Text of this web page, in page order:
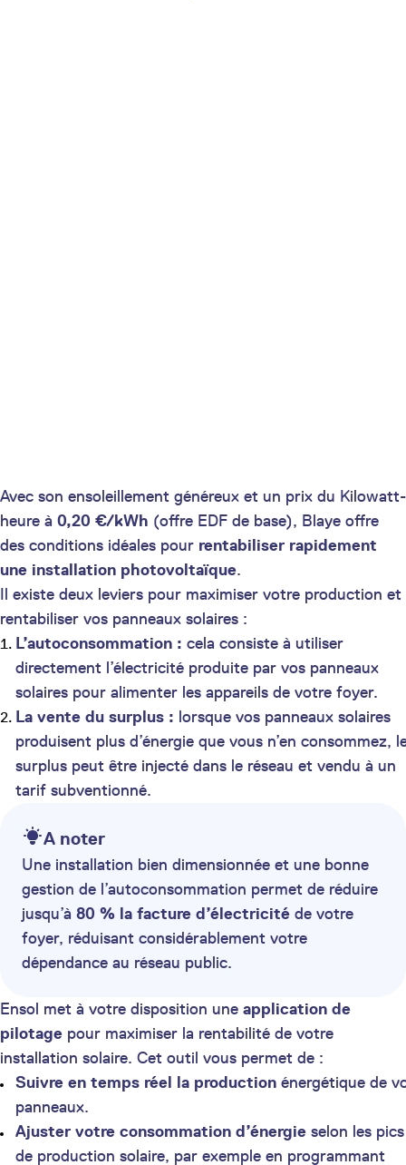
Avec son ensoleillement généreux et un prix du Kilowatt-
heure à 0,20 €/kWh (offre EDF de base), Blaye offre
des conditions idéales pour rentabiliser rapidement
une installation photovoltaïque.
Il existe deux leviers pour maximiser votre production et
rentabiliser vos panneaux solaires :
L’autoconsommation : cela consiste à utiliser
directement l’électricité produite par vos panneaux
solaires pour alimenter les appareils de votre foyer.
La vente du surplus : lorsque vos panneaux solaires
produisent plus d’énergie que vous n’en consommez,
surplus peut être injecté dans le réseau et vendu à un
tarif subventionné.
A noter
Une installation bien dimensionnée et une bonne
gestion de l’autoconsommation permet de réduire
jusqu’à 80 % la facture d’électricité de votre
foyer, réduisant considérablement votre
dépendance au réseau public.
Ensol met à votre disposition une application de
pilotage pour maximiser la rentabilité de votre
installation solaire. Cet outil vous permet de :
Suivre en temps réel la production énergétique de
panneaux.
Ajuster votre consommation d’énergie selon les pics
de production solaire, par exemple en programmant